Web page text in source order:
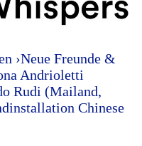
›Neue Freunde &
Andrioletti
Rudi (Mailand,
Chinese